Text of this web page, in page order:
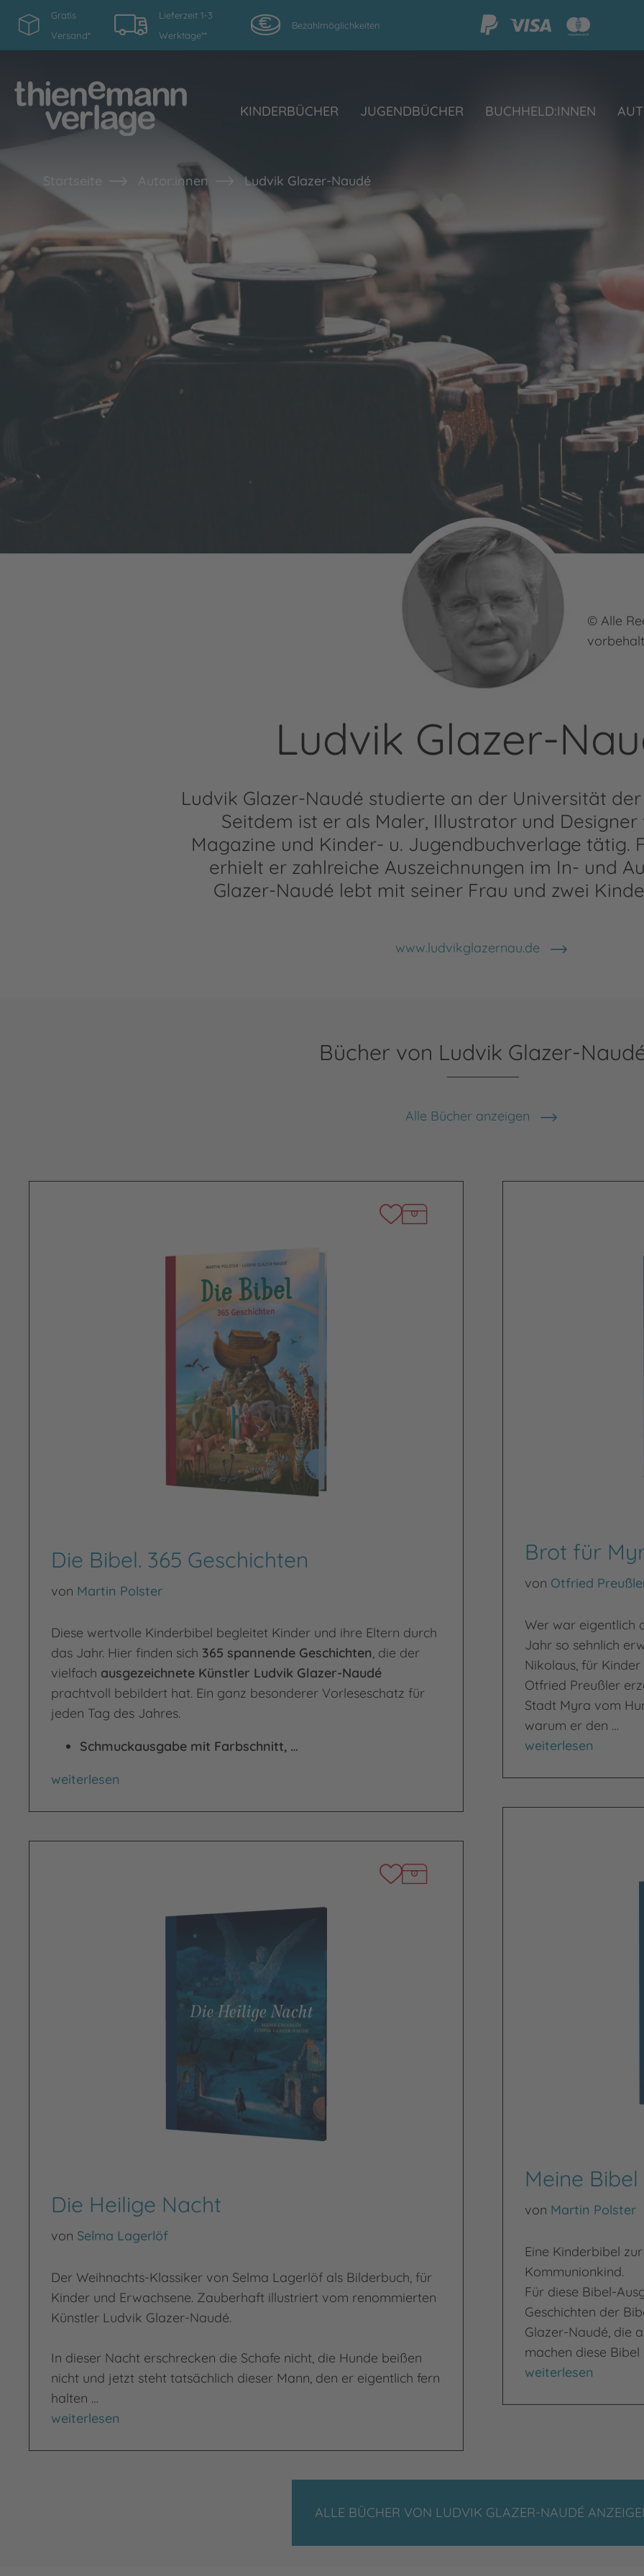
Gratis
Versand*
Lieferzeit 1-3
Werktage**
Bezahlmöglichkeiten
KINDERBÜCHER JUGENDBÜCHER BUCHHELD:INNEN
Startseite Autor:innen Ludvik Glazer-Naudé
© Alle
Ludvik Glazer-
Ludvik Glazer-Naudé studierte an der Universität
Seitdem ist er als Maler, Illustrator und
Magazine und Kinder- u. Jugendbuchverlage tätig.
erhielt er zahlreiche Auszeichnungen im In- und
Glazer-Naudé lebt mit seiner Frau und zwei
www.ludvikglazernau.de
Bücher von Ludvik Glazer-
Alle Bücher anzeigen
Die Bibel. 365 Geschichten
von Martin Polster
Diese wertvolle Kinderbibel begleitet Kinder und ihre Eltern durch
das Jahr. Hier finden sich 365 spannende Geschichten, die der
vielfach ausgezeichnete Künstler Ludvik Glazer-Naudé
prachtvoll bebildert hat. Ein ganz besonderer Vorleseschatz für
jeden Tag des Jahres.
Schmuckausgabe mit Farbschnitt, …
Die Bibel. 365 Geschichten
weiterlesen
Brot für
von Otfried
Wer war eigentlich
Jahr so sehnlich
Nikolaus, für
Otfried Preußler
Stadt Myra vom
warum er den …
Brot für Myra
weiterlesen
Die Heilige Nacht
von Selma Lagerlöf
Der Weihnachts-Klassiker von Selma Lagerlöf als Bilderbuch, für
Kinder und Erwachsene. Zauberhaft illustriert vom renommierten
Künstler Ludvik Glazer-Naudé.
In dieser Nacht erschrecken die Schafe nicht, die Hunde beißen
nicht und jetzt steht tatsächlich dieser Mann, den er eigentlich fern
halten …
Die Heilige Nacht
weiterlesen
Meine
von Martin Polster
Eine Kinderbibel
Kommunionkind.
Für diese Bibel-
Geschichten der
Glazer-Naudé, die
machen diese
Meine Bibel zur
weiterlesen
ALLE BÜCHER VON LUDVIK GLAZER-NAUDÉ